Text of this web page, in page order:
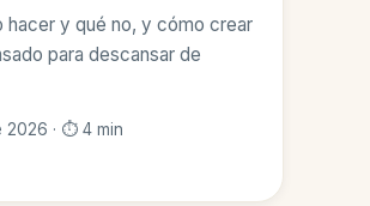
hacer y qué no, y cómo crear
para descansar de
2026 · ⏱️ 4 min